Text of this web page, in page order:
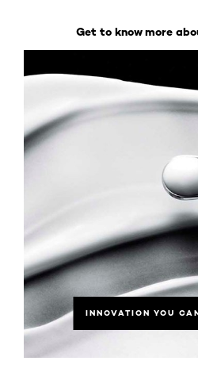
Get to know more
INNOVATION YOU